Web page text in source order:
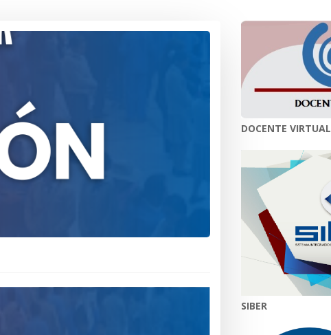
DOCENTE VIRTUAL
SIBER